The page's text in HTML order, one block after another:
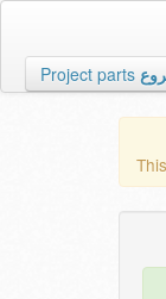
Project parts